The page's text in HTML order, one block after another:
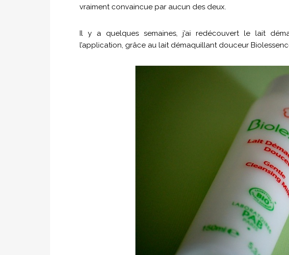
vraiment convaincue par aucun des deux.
Il y a quelques semaines, j’ai redécouvert le lait
l’application, grâce au lait démaquillant douceur